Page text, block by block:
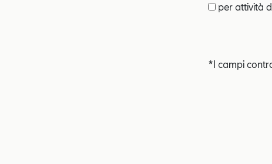
per attività
*I campi